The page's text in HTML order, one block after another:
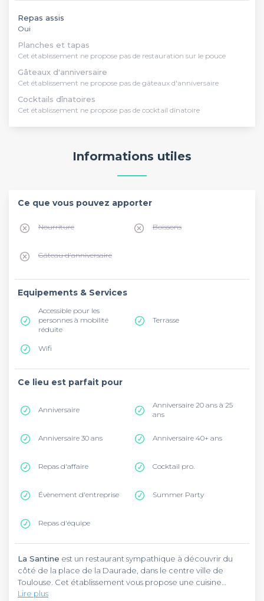
Repas assis
Oui
Planches et tapas
Cet établissement ne propose pas de restauration sur le pouce
Gâteaux d'anniversaire
Cet établissement ne propose pas de gâteaux d'anniversaire
Cocktails dînatoires
Cet établissement ne propose pas de cocktail dînatoire
Informations utiles
Ce que vous pouvez apporter
Nourriture Boissons
Gâteau d'anniversaire
Equipements & Services
Accessible pour les
personnes à mobilité
réduite
Terrasse
Wifi
Ce lieu est parfait pour
Anniversaire
Anniversaire 20 ans à 25
ans
Anniversaire 30 ans Anniversaire 40+ ans
Repas d'affaire Cocktail pro.
Évènement d'entreprise Summer Party
Repas d'équipe
La Santine est un restaurant sympathique à découvrir du
côté de la place de la Daurade, dans le centre ville de
Toulouse. Cet établissement vous propose une cuisine
traditionnelle française en fonction des saisons. Si vous
Lire plus